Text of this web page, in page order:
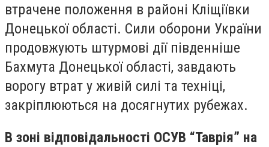
втрачене положення в районі Кліщіївки
Донецької області. Сили оборони України
продовжують штурмові дії південніше
Бахмута Донецької області, завдають
ворогу втрат у живій силі та техніці,
закріплюються на досягнутих рубежах.
В зоні відповідальності ОСУВ “Таврія” на